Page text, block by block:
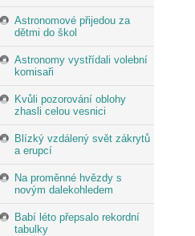
Astronomové přijedou za
dětmi do škol
Astronomy vystřídali volební
komisaři
Kvůli pozorování oblohy
zhasli celou vesnici
Blízký vzdálený svět zákrytů
a erupcí
Na proměnné hvězdy s
novým dalekohledem
Babí léto přepsalo rekordní
tabulky